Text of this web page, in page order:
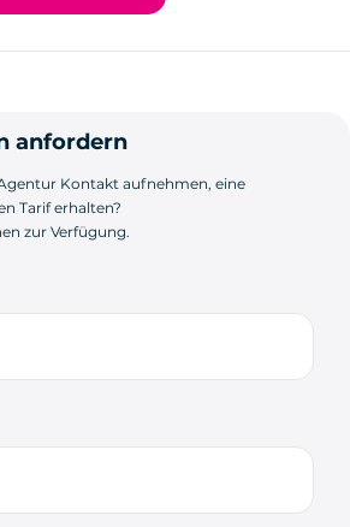
anfordern
Kontakt aufnehmen, eine
Tarif erhalten?
zur Verfügung.